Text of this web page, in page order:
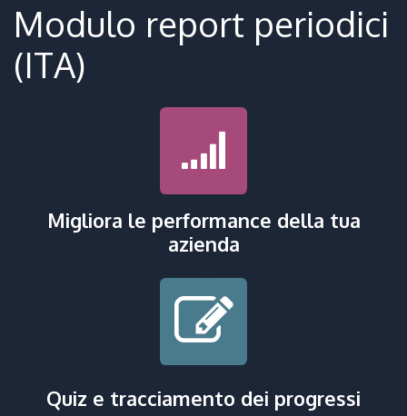
Modulo report periodici
(ITA)
Migliora le performance della tua
azienda
Quiz e tracciamento dei progressi